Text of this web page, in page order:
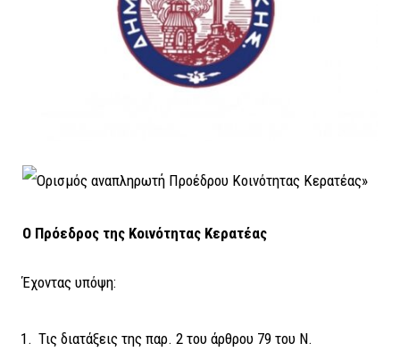
Ο Πρόεδρος της Κοινότητας Κερατέας
Έχοντας υπόψη:
Τις διατάξεις της παρ. 2 του άρθρου 79 του Ν.